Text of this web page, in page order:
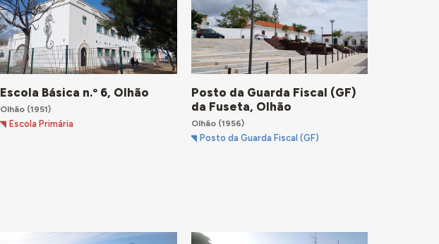
Escola Básica n.º 6, Olhão
Olhão (1951)
Escola Primária
Posto da Guarda Fiscal (GF)
da Fuseta, Olhão
Olhão(1956)
Posto da Guarda Fiscal (GF)